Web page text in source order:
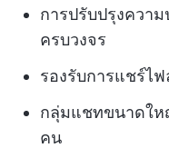
การปรับปรุงควา
ครบวงจร
รองรับการแชร์ไ
กลุ่มแชทขนาดให
คน